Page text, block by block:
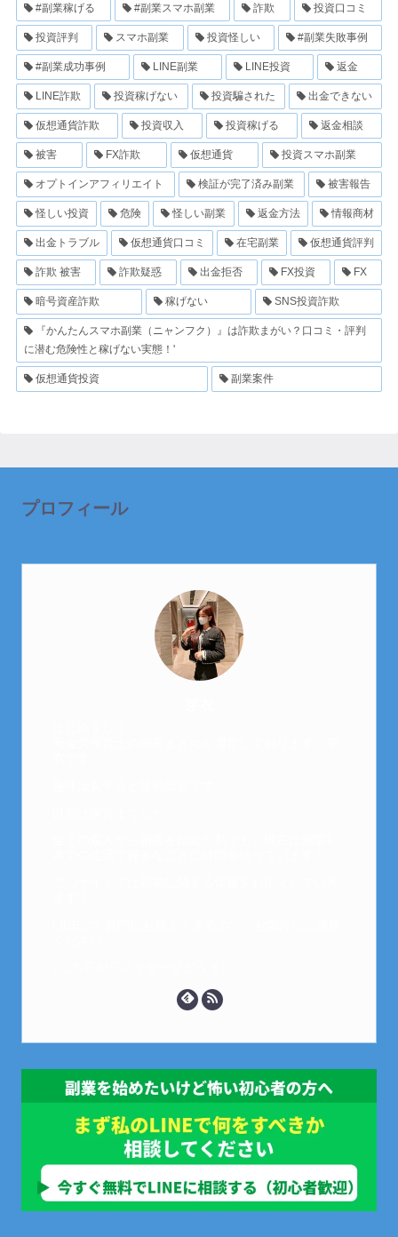
#副業稼げる #副業スマホ副業 詐欺 投資口コミ
投資評判 スマホ副業 投資怪しい #副業失敗事例
#副業成功事例 LINE副業 LINE投資 返金
LINE詐欺 投資稼げない 投資騙された 出金できない
仮想通貨詐欺 投資収入 投資稼げる 返金相談
被害 FX詐欺 仮想通貨 投資スマホ副業
オプトインアフィリエイト 検証が完了済み副業 被害報告
怪しい投資 危険 怪しい副業 返金方法 情報商材
出金トラブル 仮想通貨口コミ 在宅副業 仮想通貨評判
詐欺 被害 詐欺疑惑 出金拒否 FX投資 FX
暗号資産詐欺 稼げない SNS投資詐欺
『かんたんスマホ副業（ニャンフク）』は詐欺まがい？口コミ・評判
に潜む危険性と稼げない実態！'
仮想通貨投資 副業案件
プロフィール